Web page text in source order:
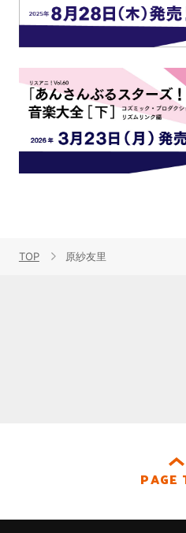
TOP 原紗友里
PAGE